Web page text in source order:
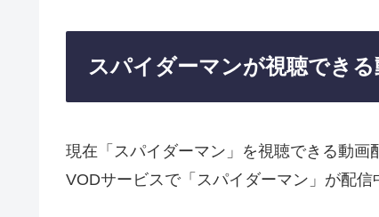
スパイダーマンが視聴でき
現在「スパイダーマン」を視聴できる動
VODサービスで「スパイダーマン」が配信